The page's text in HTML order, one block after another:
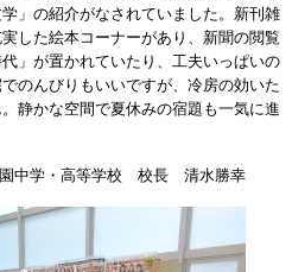
」の紹介がなされていました。新刊雑
した絵本コーナーがあり、新聞の閲覧
」が置かれていたり、工夫いっぱいの
のんびりもいいですが、冷房の効いた
静かな空間で夏休みの宿題も一気に進
園中学・高等学校 校長 清水勝幸